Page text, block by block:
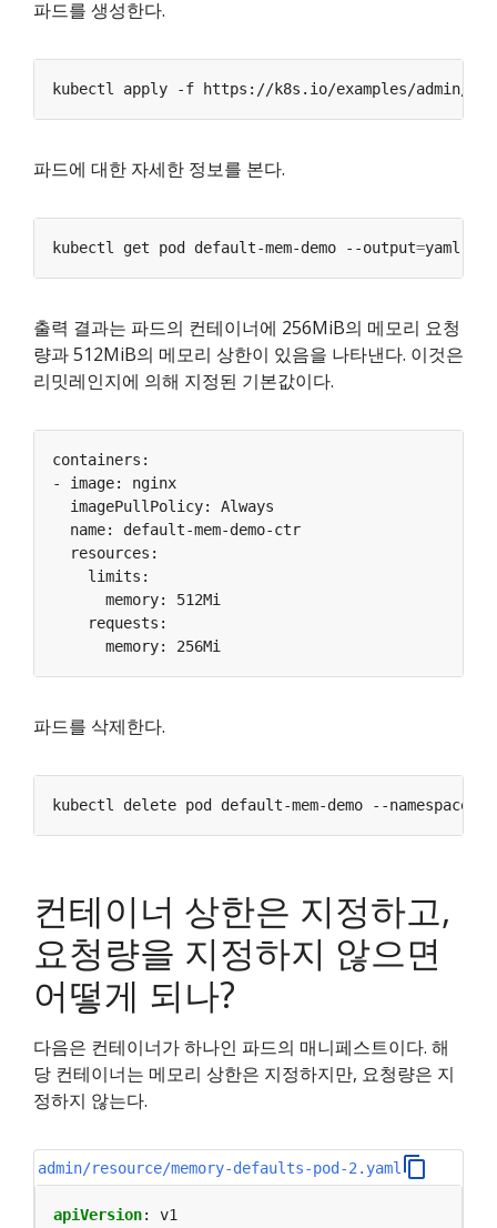
파드를 생성한다.
kubectl apply -f https://k8s.io/examples/admin/
파드에 대한 자세한 정보를 본다.
kubectl get pod default-mem-demo --output=yaml --
출력 결과는 파드의 컨테이너에 256MiB의 메모리 요청
량과 512MiB의 메모리 상한이 있음을 나타낸다. 이것은
리밋레인지에 의해 지정된 기본값이다.
파드를 삭제한다.
kubectl delete pod default-mem-demo --namespace
컨테이너 상한은 지정하고,
요청량을 지정하지 않으면
어떻게 되나?
다음은 컨테이너가 하나인 파드의 매니페스트이다. 해
당 컨테이너는 메모리 상한은 지정하지만, 요청량은 지
정하지 않는다.
admin/resource/memory-defaults-pod-2.yaml
apiVersion:
v1